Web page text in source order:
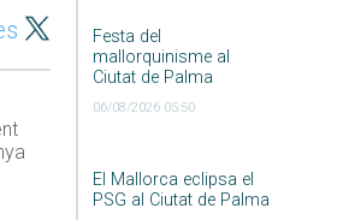
Festa del
mallorquinisme al
Ciutat de Palma
06/08/2026 05:50
El Mallorca eclipsa el
PSG al Ciutat de Palma